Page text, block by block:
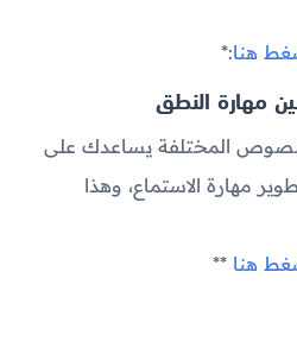
هنا:*
المختلفة يساعدك على
مهارة الاستماع، وهذا
هنا **